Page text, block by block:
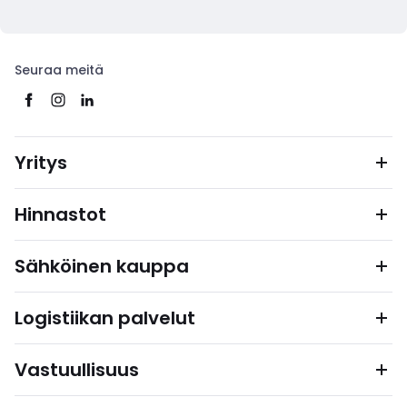
Seuraa meitä
Yritys
Hinnastot
Sähköinen kauppa
Logistiikan palvelut
Vastuullisuus